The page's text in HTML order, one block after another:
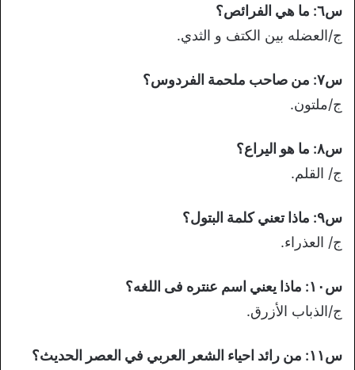
س٦: ما هي الفرائص؟
ج/العضله بين الكتف و الثدي.
س٧: من صاحب ملحمة الفردوس؟
ج/ملتون.
س٨: ما هو اليراع؟
ج/ القلم.
س٩: ماذا تعني كلمة البتول؟
ج/ العذراء.
س١٠: ماذا يعني اسم عنتره فى اللغه؟
ج/الذباب الأزرق.
س١١: من رائد احياء الشعر العربي في العصر الحديث؟